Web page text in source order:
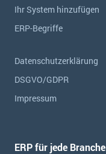
Ihr System hinzufügen
ERP-Begriffe
Datenschutzerklärung
DSGVO/GDPR
Impressum
ERP für jede Branche